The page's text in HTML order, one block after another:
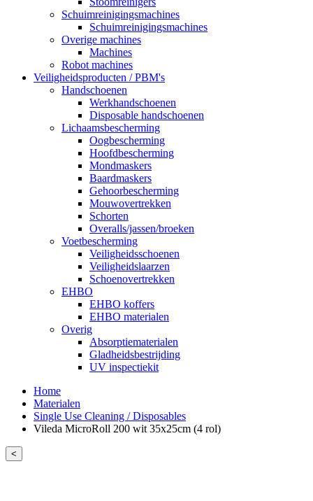
Schuimreinigingsmachines
Schuimreinigingsmachines
Overige machines
Machines
Robot machines
Veiligheidsproducten / PBM's
Handschoenen
Werkhandschoenen
Disposable handschoenen
Lichaamsbescherming
Oogbescherming
Hoofdbescherming
Mondmaskers
Baardmaskers
Gehoorbescherming
Mouwovertrekken
Schorten
Overalls/jassen/broeken
Voetbescherming
Veiligheidsschoenen
Veiligheidslaarzen
Schoenovertrekken
EHBO
EHBO koffers
EHBO materialen
Overig
Absorptiematerialen
Gladheidsbestrijding
UV inspectiekit
Home
Materialen
Single Use Cleaning / Disposables
Vileda MicroRoll 200 wit 35x25cm (4 rol)
<